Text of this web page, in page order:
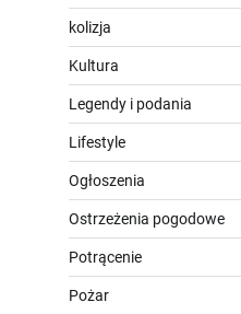
kolizja
Kultura
Legendy i podania
Lifestyle
Ogłoszenia
Ostrzeżenia pogodowe
Potrącenie
Pożar